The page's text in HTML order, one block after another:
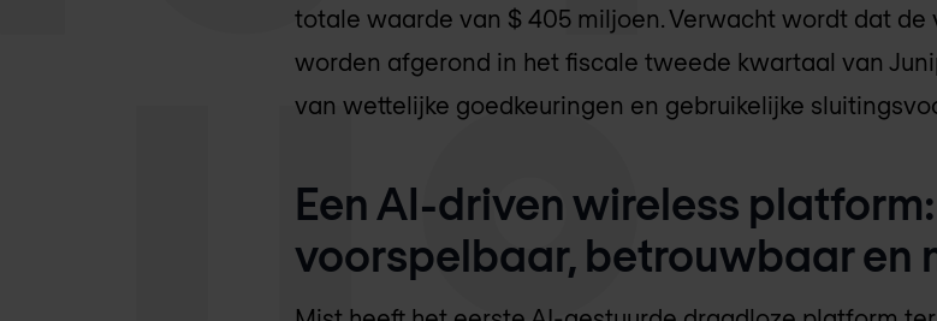
totale waarde van $ 405 miljoen. Verwacht wordt dat
worden afgerond in het fiscale tweede kwartaal van
van wettelijke goedkeuringen en gebruikelijke
Een AI-driven wireless
voorspelbaar, betrouwbaar en